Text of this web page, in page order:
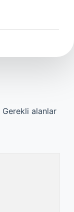
Gerekli alanlar